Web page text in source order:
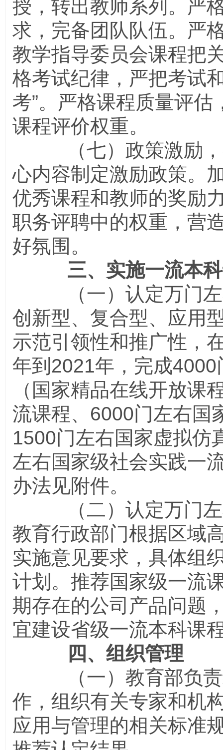
授，转出教师系列。严
求，完备团队队伍。严
教学指导委员会课程把
格考试纪律，严把考试
考”。严格课程质量评
课程评价权重。
（七）政策激励，
心内容制定激励政策。
优秀课程和教师的奖励
职务评聘中的权重，营
好氛围。
三、实施一流本
（一）认定万门左
创新型、复合型、应用
示范引领性和推广性，
年到 2021年，完成4000
（国家精品在线开放课
流课程、 6000门左右国
1500门左右国家虚拟仿
左右国家级社会实践一
办法见附件。
（二）认定万门左
教育行政部门根据区域
实施意见要求，具体组
计划。推荐国家级一流
期存在的公司产品问题
宜建设省级一流本科课
四、组织管理
（一）教育部负责
作，组织有关专家和机
应用与管理的相关标准